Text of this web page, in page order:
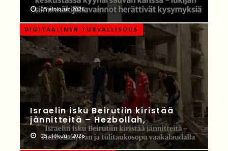
05 elokuun 2026
DIGITAALINEN TURVALLISUUS
Israelin isku Beirutiin kiristää
jännitteitä – Hezbollah,
05 elokuun 2026